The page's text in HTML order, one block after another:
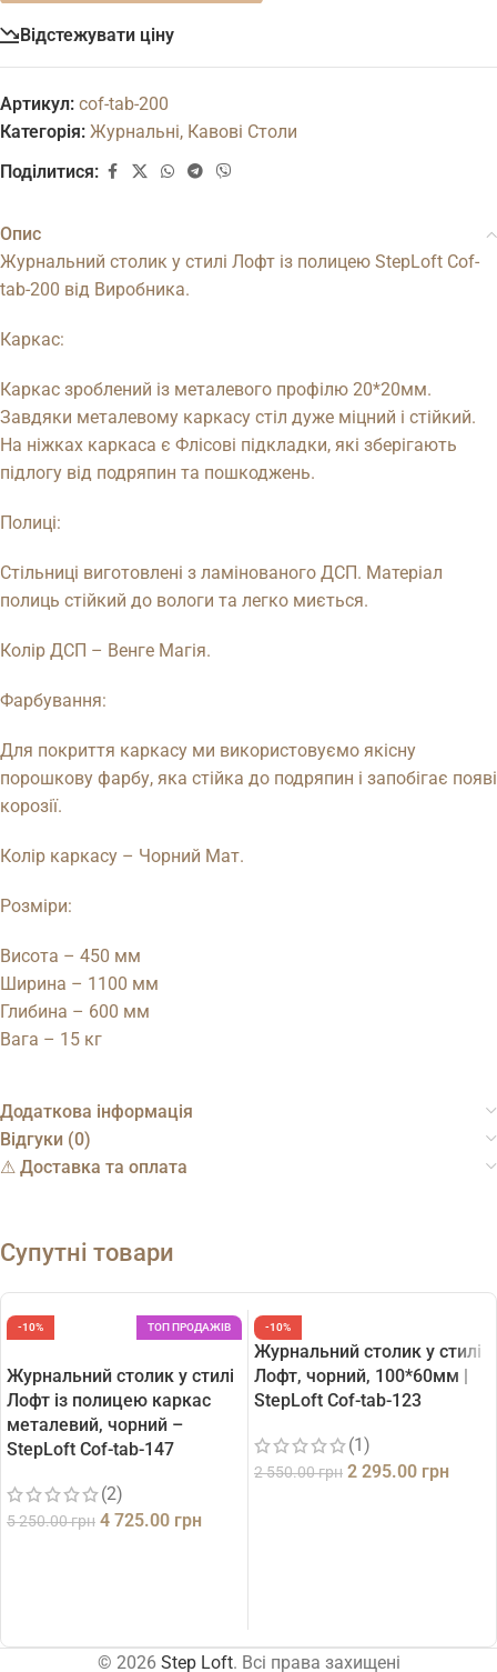
Відстежувати ціну
Артикул: cof-tab-200
Категорія: Журнальні, Кавові Столи
Поділитися:
Опис
Журнальний столик у стилі Лофт із полицею StepLoft Cof-
tab-200 від Виробника.
Каркас:
Каркас зроблений із металевого профілю 20*20мм.
Завдяки металевому каркасу стіл дуже міцний і стійкий.
На ніжках каркаса є Флісові підкладки, які зберігають
підлогу від подряпин та пошкоджень.
Полиці:
Стільниці виготовлені з ламінованого ДСП. Матеріал
полиць стійкий до вологи та легко миється.
Колір ДСП – Венге Магія.
Фарбування:
Для покриття каркасу ми використовуємо якісну
порошкову фарбу, яка стійка до подряпин і запобігає появі
корозії.
Колір каркасу – Чорний Мат.
Розміри:
Висота – 450 мм
Ширина – 1100 мм
Глибина – 600 мм
Вага – 15 кг
Додаткова інформація
Відгуки (0)
⚠︎ Доставка та оплата
Супутні товари
-10% ТОП ПРОДАЖІВ
Журнальний столик у стилі
Лофт із полицею каркас
металевий, чорний –
StepLoft Cof-tab-147
(2)
5 250.00грн 4 725.00 грн
-10%
Журнальний столик у стилі
Лофт, чорний, 100*60мм |
StepLoft Cof-tab-123
(1)
2 550.00грн 2 295.00 грн
© 2026 Step Loft. Всі права захищені